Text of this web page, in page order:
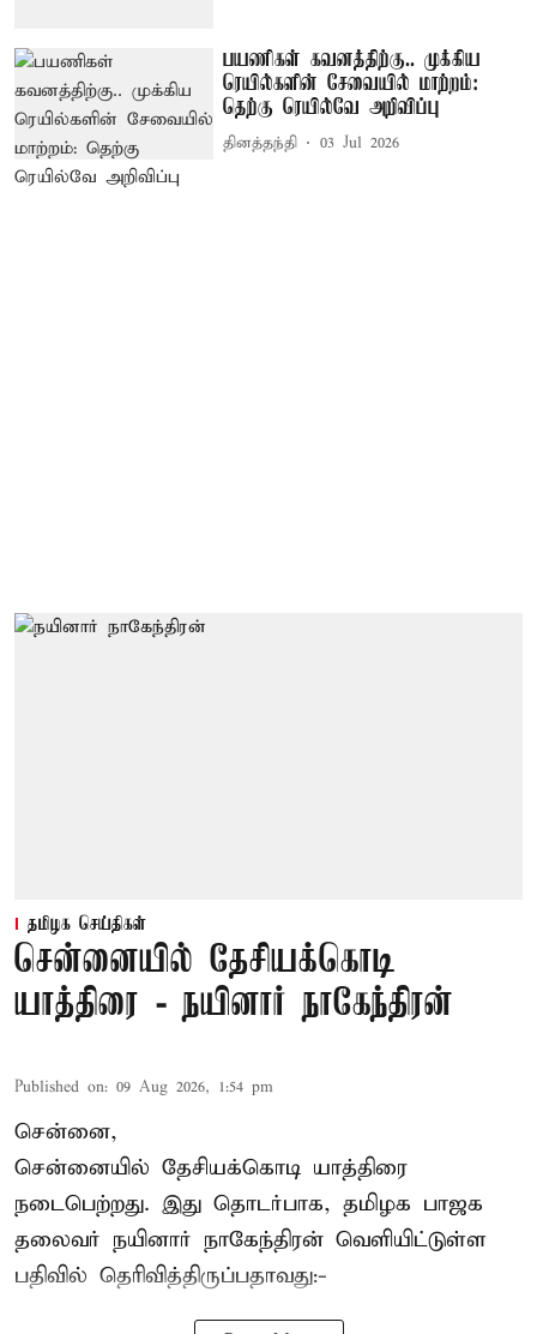
பயணிகள் கவனத்திற்கு.. முக்கிய
ரெயில்களின் சேவையில் மாற்றம்:
தெற்கு ரெயில்வே அறிவிப்பு
தினத்தந்தி 03 Jul 2026
தமிழக செய்திகள்
சென்னையில் தேசியக்கொடி
யாத்திரை - நயினார் நாகேந்திரன்
Published on: 09 Aug 2026, 1:54 pm
சென்னை,
சென்னையில் தேசியக்கொடி யாத்திரை
நடைபெற்றது. இது தொடர்பாக, தமிழக பாஜக
தலைவர் நயினார் நாகேந்திரன் வெளியிட்டுள்ள
பதிவில் தெரிவித்திருப்பதாவது:-